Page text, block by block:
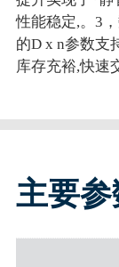
性能稳定,。3
的D x n参数支
库存充裕,快速
主要参